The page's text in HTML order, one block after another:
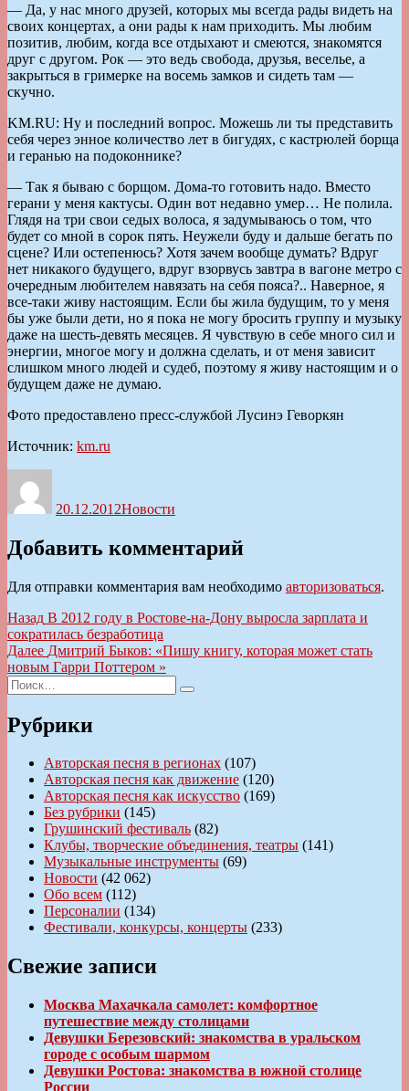
— Да, у нас много друзей, которых мы всегда рады видеть на
своих концертах, а они рады к нам приходить. Мы любим
позитив, любим, когда все отдыхают и смеются, знакомятся
друг с другом. Рок — это ведь свобода, друзья, веселье, а
закрыться в гримерке на восемь замков и сидеть там —
скучно.
KM.RU: Ну и последний вопрос. Можешь ли ты представить
себя через энное количество лет в бигудях, с кастрюлей борща
и геранью на подоконнике?
— Так я бываю с борщом. Дома-то готовить надо. Вместо
герани у меня кактусы. Один вот недавно умер… Не полила.
Глядя на три свои седых волоса, я задумываюсь о том, что
будет со мной в сорок пять. Неужели буду и дальше бегать по
сцене? Или остепенюсь? Хотя зачем вообще думать? Вдруг
нет никакого будущего, вдруг взорвусь завтра в вагоне метро с
очередным любителем навязать на себя пояса?.. Наверное, я
все-таки живу настоящим. Если бы жила будущим, то у меня
бы уже были дети, но я пока не могу бросить группу и музыку
даже на шесть-девять месяцев. Я чувствую в себе много сил и
энергии, многое могу и должна сделать, и от меня зависит
слишком много людей и судеб, поэтому я живу настоящим и о
будущем даже не думаю.
Фото предоставлено пресс-службой Лусинэ Геворкян
Источник: km.ru
20.12.2012Новости
Добавить комментарий
Для отправки комментария вам необходимо авторизоваться.
Навигация
по
записям
Назад Предыдущая
запись:
В 2012 году в Ростове-на-Дону выросла зарплата и
сократилась безработица
Далее Следующая
запись:
Дмитрий Быков: «Пишу книгу, которая может стать
новым Гарри Поттером »
Искать:
Поиск
Рубрики
Авторская песня в регионах (107)
Авторская песня как движение (120)
Авторская песня как искусство (169)
Без рубрики (145)
Грушинский фестиваль (82)
Клубы, творческие объединения, театры (141)
Музыкальные инструменты (69)
Новости (42 062)
Обо всем (112)
Персоналии (134)
Фестивали, конкурсы, концерты (233)
Свежие записи
Москва Махачкала самолет: комфортное
путешествие между столицами
Девушки Березовский: знакомства в уральском
городе с особым шармом
Девушки Ростова: знакомства в южной столице
России